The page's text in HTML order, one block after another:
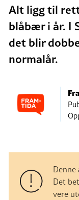
Alt ligg til
blåbær i år. I
det blir
normalår.
Denne
Det
vere